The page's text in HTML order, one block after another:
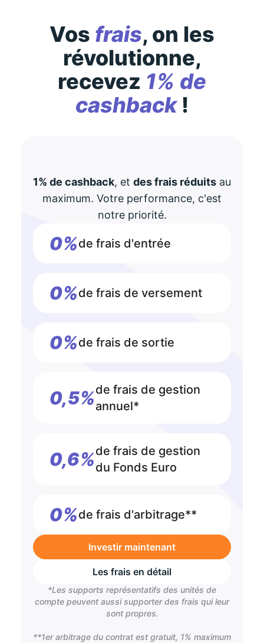
Vos frais, on les
révolutionne,
recevez 1% de
cashback!
1% de cashback, et des frais réduits au
maximum. Votre performance, c'est
notre priorité.
0%de frais d'entrée
0%de frais de versement
0%de frais de sortie
0,5%de frais de gestion
annuel*
0,6%de frais de gestion
du Fonds Euro
0%de frais d'arbitrage**
Investir maintenant
Les frais en détail
*Les supports représentatifs des unités de
compte peuvent aussi supporter des frais qui leur
sont propres.
**1er arbitrage du contrat est gratuit, 1% maximum